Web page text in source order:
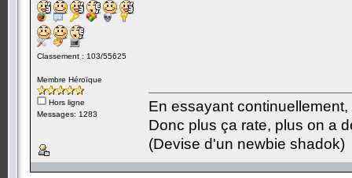
Classement : 103/55625
Membre Héroïque
Hors ligne
Messages: 1283
En essayant
Donc plus ça rate, plus on a
(Devise d'un newbie shadok)